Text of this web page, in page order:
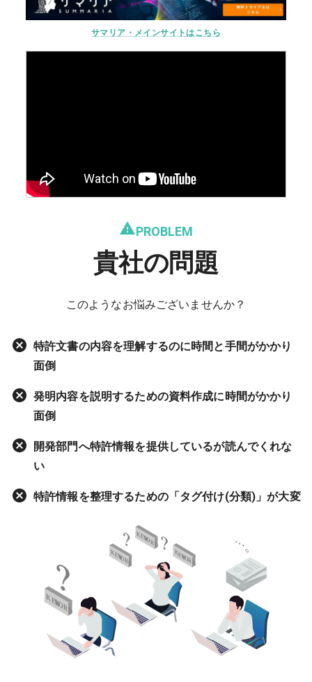
サマリア・メインサイトはこちら
PROBLEM
貴社の問題
このようなお悩みございませんか？
特許文書の内容を理解するのに時間と手間がかかり
面倒
発明内容を説明するための資料作成に時間がかかり
面倒
開発部門へ特許情報を提供しているが読んでくれな
い
特許情報を整理するための「タグ付け(分類)」が大変